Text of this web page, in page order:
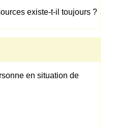
existe-t-il toujours ?
en situation de